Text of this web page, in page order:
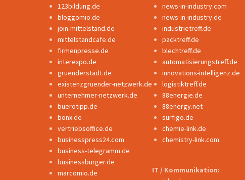
123bildung.de
bloggomio.de
join-mittelstand.de
mittelstandcafe.de
firmenpresse.de
interexpo.de
gruenderstadt.de
existenzgruender-netzwerk.de
unternehmer-netzwerk.de
buerotipp.de
bonx.de
vertriebsoffice.de
businesspress24.com
business-telegramm.de
businessburger.de
marcomio.de
news-in-industry.com
news-in-industry.de
industrietreff.de
packtreff.de
blechtreff.de
automatisierungstreff.de
innovations-intelligenz.de
logistiktreff.de
88energie.de
88energy.net
surfigo.de
chemie-link.de
chemistry-link.com
IT / Kommunikation: